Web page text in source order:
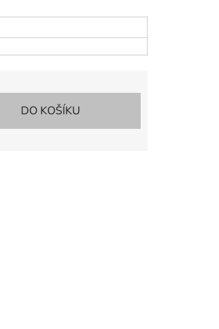
DO KOŠÍKU